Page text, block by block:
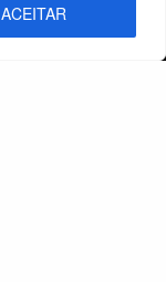
ACEITAR